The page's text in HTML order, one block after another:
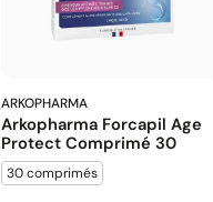
ARKOPHARMA
Arkopharma Forcapil Age
Protect Comprimé 30
30 comprimés